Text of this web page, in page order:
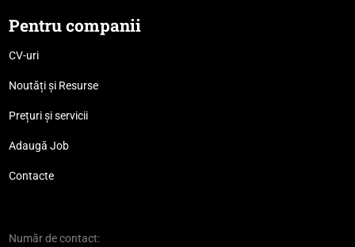
Pentru companii
CV-uri
Noutăți și Resurse
Prețuri și servicii
Adaugă Job
Contacte
Număr de contact: